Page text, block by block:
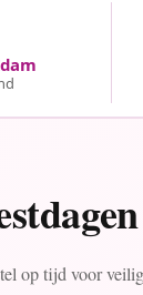
op tijd voor